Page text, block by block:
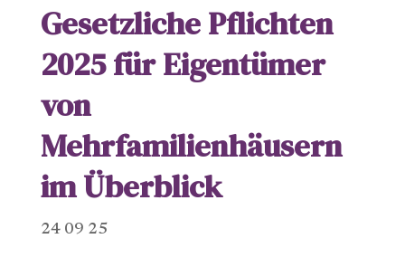
Gesetzliche Pflichten
2025 für Eigentümer
von
Mehrfamilienhäusern
im Überblick
24 09 25